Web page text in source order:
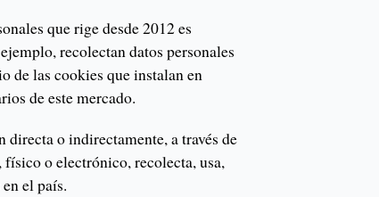
que rige desde 2012 es
recolectan datos personales
de las cookies que instalan en
de este mercado.
o indirectamente, a través de
o electrónico, recolecta, usa,
el país.